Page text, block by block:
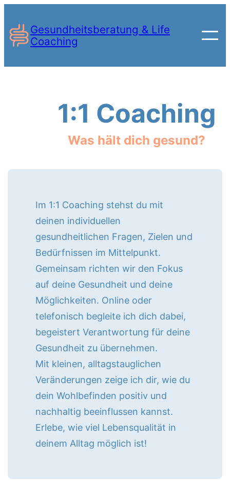
Inhalt
springen
Gesundheitsberatung & Life
Coaching
1:1 Coaching
Was hält dich gesund?
Im 1:1 Coaching stehst du mit
deinen individuellen
gesundheitlichen Fragen, Zielen und
Bedürfnissen im Mittelpunkt.
Gemeinsam richten wir den Fokus
auf deine Gesundheit und deine
Möglichkeiten. Online oder
telefonisch begleite ich dich dabei,
begeistert Verantwortung für deine
Gesundheit zu übernehmen.
Mit kleinen, alltagstauglichen
Veränderungen zeige ich dir, wie du
dein Wohlbefinden positiv und
nachhaltig beeinflussen kannst.
Erlebe, wie viel Lebensqualität in
deinem Alltag möglich ist!